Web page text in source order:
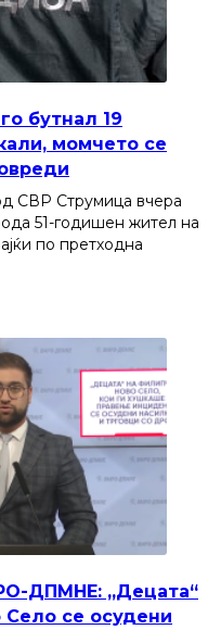
бутнал 19
момчето се
СВР Струмица вчера
51-годишен жител на
по претходна
ДПМНЕ: „Децата“
се осудени